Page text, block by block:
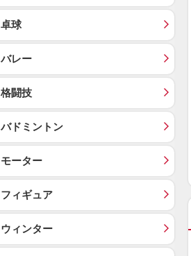
卓球
バレー
格闘技
バドミントン
モーター
フィギュア
ウィンター